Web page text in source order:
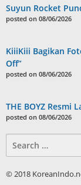
Suyun Rocket
posted on 08/06/2026
KiiiKiii Bagikan
Off”
posted on 08/06/2026
THE BOYZ Resmi
posted on 08/06/2026
for:
© 2018